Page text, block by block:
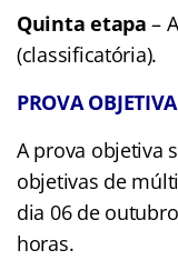
Quinta etapa –
(classificatória).
PROVA OBJETIVA
A prova objetiva
objetivas de
dia 06 de
horas.